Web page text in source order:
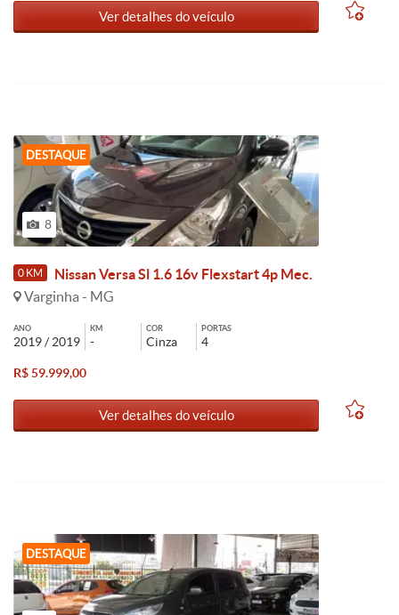
Ver detalhes do veículo
DESTAQUE
8
0 KM
Nissan Versa Sl 1.6 16v Flexstart 4p Mec.
Varginha - MG
ANO
2019 / 2019
KM
-
COR
Cinza
PORTAS
4
R$ 59.999,00
Ver detalhes do veículo
DESTAQUE